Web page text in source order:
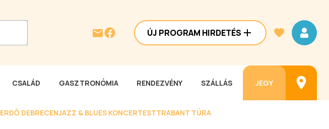
ÚJ PROGRAM HIRDETÉS
CSALÁD GASZTRONÓMIA RENDEZVÉNY SZÁLLÁS JEGY
DEBRECENJAZZ & BLUES KONCERTESTTRABANT TÚRA